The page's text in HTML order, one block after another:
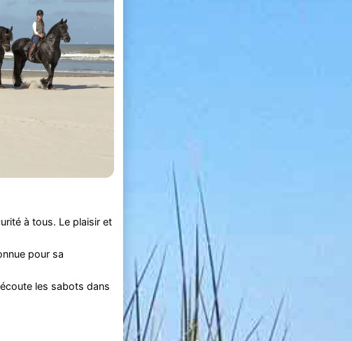
à tous. Le plaisir et
pour sa
les sabots dans